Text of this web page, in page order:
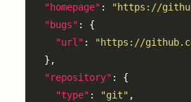
"homepage" :
"https://
"bugs"
"url" :
"https://
"repository"
"type" : "git"